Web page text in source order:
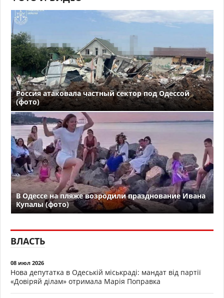
Россия атаковала частный сектор под Одессой
(фото)
В Одессе на пляже возродили празднование Ивана
Купалы (фото)
ВЛАСТЬ
08 июл 2026
Нова депутатка в Одеській міськраді: мандат від партії
«Довіряй ділам» отримала Марія Поправка